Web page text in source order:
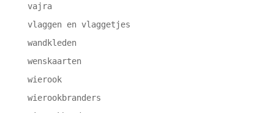
vajra
vlaggen en vlaggetjes
wandkleden
wenskaarten
wierook
wierookbranders